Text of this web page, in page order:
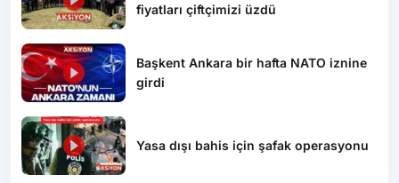
fiyatları çiftçimizi üzdü
Başkent Ankara bir hafta NATO iznine
girdi
Yasa dışı bahis için şafak operasyonu